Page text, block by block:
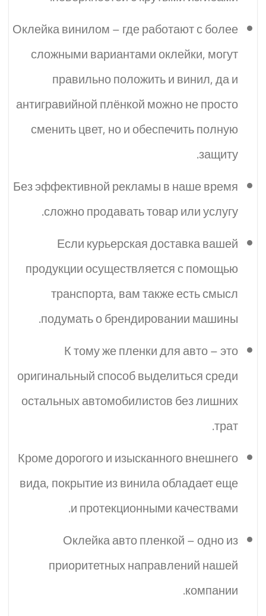
Оклейка винилом – где работают с более
сложными вариантами оклейки, могут
правильно положить и винил, да и
антигравийной плёнкой можно не просто
сменить цвет, но и обеспечить полную
защиту.
Без эффективной рекламы в наше время
сложно продавать товар или услугу.
Если курьерская доставка вашей
продукции осуществляется с помощью
транспорта, вам также есть смысл
подумать о брендировании машины.
К тому же пленки для авто – это
оригинальный способ выделиться среди
остальных автомобилистов без лишних
трат.
Кроме дорогого и изысканного внешнего
вида, покрытие из винила обладает еще
и протекционными качествами.
Оклейка авто пленкой – одно из
приоритетных направлений нашей
компании.